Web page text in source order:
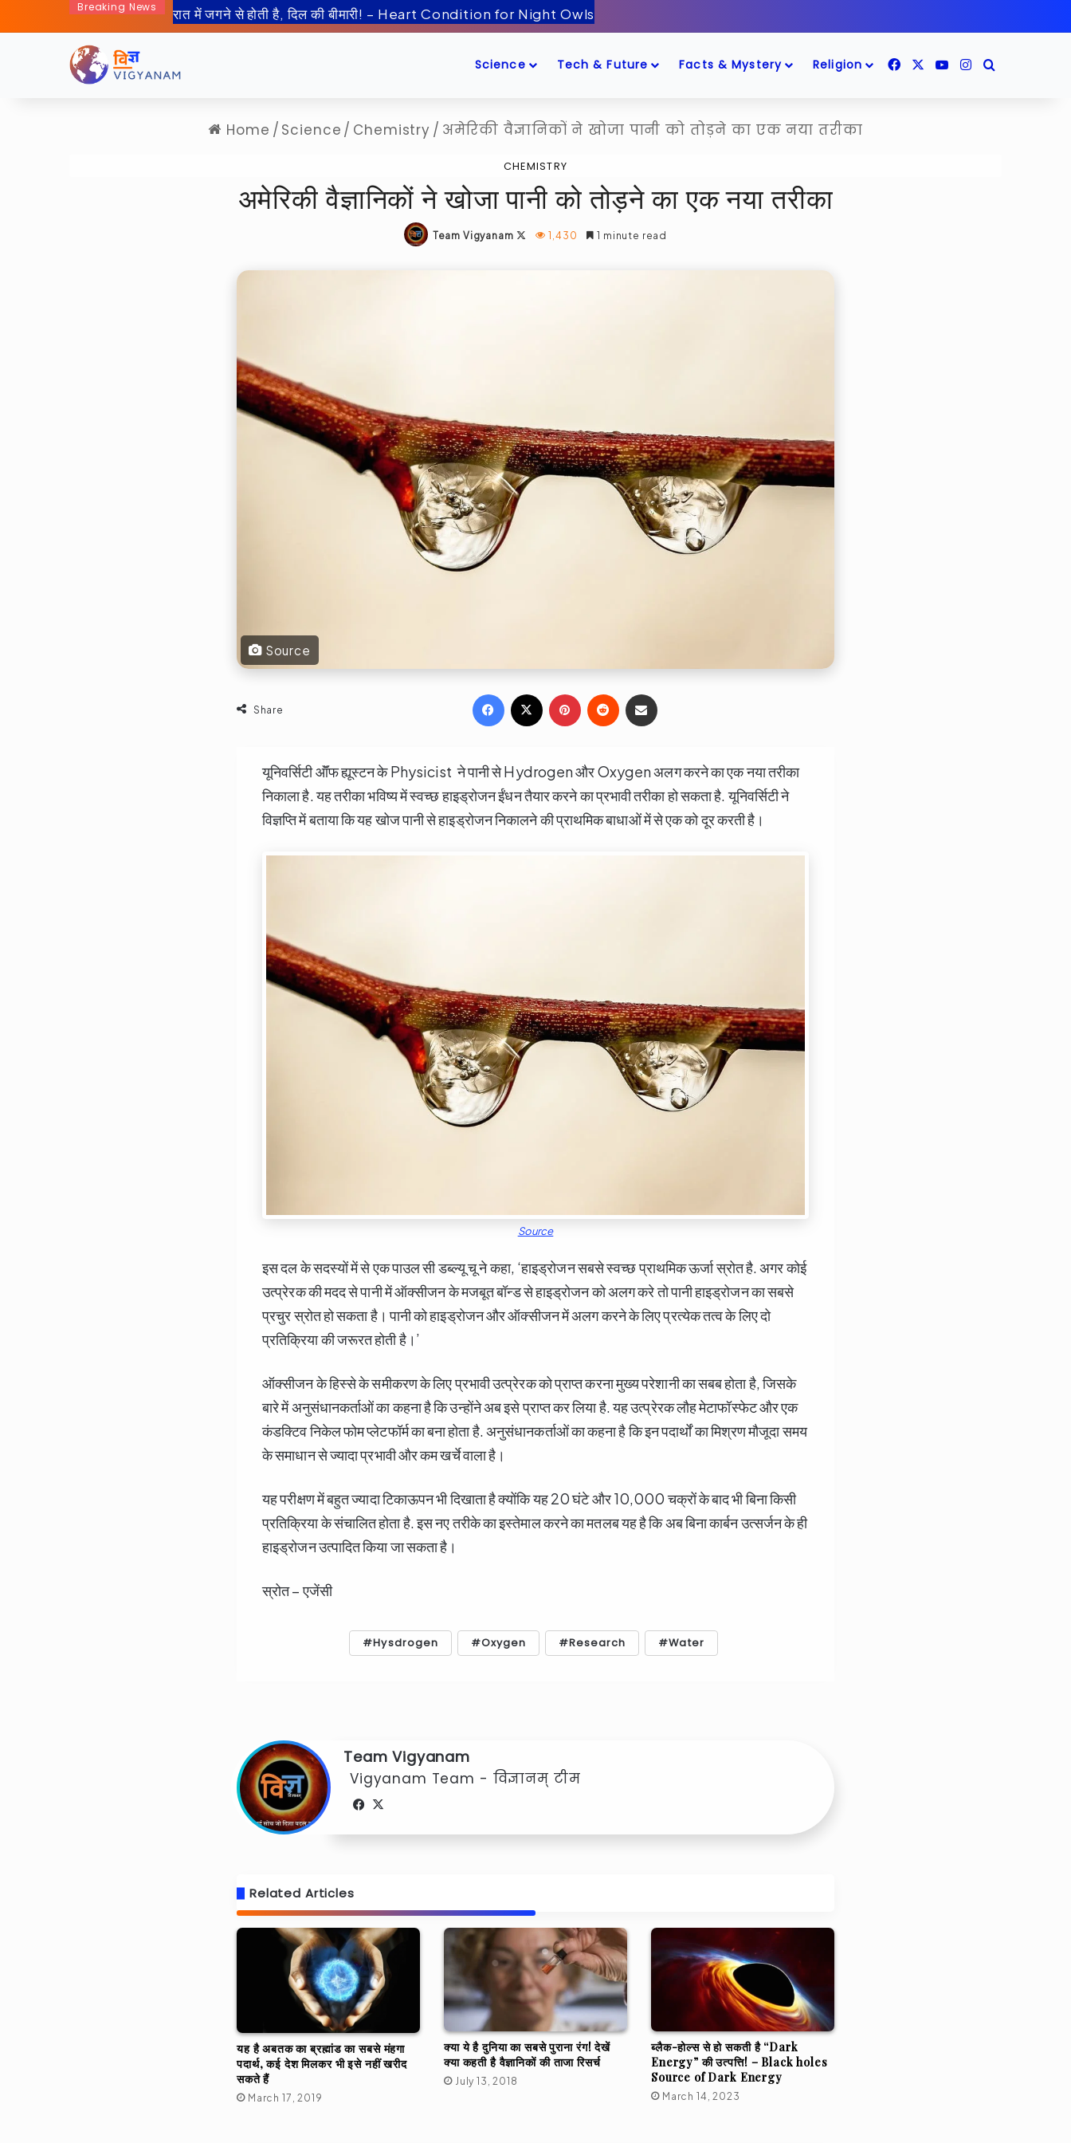
Breaking News
Science Tech & Future Facts & Mystery Religion FacebookYouTubeInstagram
Home / Science / Chemistry / अमेरिकी वैज्ञानिकों ने खोजा पानी को तोड़ने का एक नया तरीका
CHEMISTRY
अमेरिकी वैज्ञानिकों ने खोजा पानी को तोड़ने का एक नया तरीका
Team Vigyanam
Follow1,430 1 minute read
Source
Share
Facebook Pinterest
Reddit
यूनिवर्सिटी ऑॅफ ह्यूस्टन के Physicist ने पानी से Hydrogen और Oxygen अलग करने का एक नया तरीका
निकाला है. यह तरीका भविष्य में स्वच्छ हाइड्रोजन ईंधन तैयार करने का प्रभावी तरीका हो सकता है. यूनिवर्सिटी ने
विज्ञप्ति में बताया कि यह खोज पानी से हाइड्रोजन निकालने की प्राथमिक बाधाओं में से एक को दूर करती है।
Source
इस दल के सदस्यों में से एक पाउल सी डब्ल्यू चू ने कहा, ‘हाइड्रोजन सबसे स्वच्छ प्राथमिक ऊर्जा स्रोत है. अगर कोई
उत्प्रेरक की मदद से पानी में ऑक्सीजन के मजबूत बॉन्ड से हाइड्रोजन को अलग करे तो पानी हाइड्रोजन का सबसे
प्रचुर स्रोत हो सकता है। पानी को हाइड्रोजन और ऑक्सीजन में अलग करने के लिए प्रत्येक तत्व के लिए दो
प्रतिक्रिया की जरूरत होती है।’
ऑक्सीजन के हिस्से के समीकरण के लिए प्रभावी उत्प्रेरक को प्राप्त करना मुख्य परेशानी का सबब होता है, जिसके
बारे में अनुसंधानकर्ताओं का कहना है कि उन्होंने अब इसे प्राप्त कर लिया है. यह उत्प्रेरक लौह मेटाफॉस्फेट और एक
कंडक्टिव निकेल फोम प्लेटफॉर्म का बना होता है. अनुसंधानकर्ताओं का कहना है कि इन पदार्थों का मिश्रण मौजूदा समय
के समाधान से ज्यादा प्रभावी और कम खर्चे वाला है।
यह परीक्षण में बहुत ज्यादा टिकाऊपन भी दिखाता है क्योंकि यह 20 घंटे और 10,000 चक्रों के बाद भी बिना किसी
प्रतिक्रिया के संचालित होता है. इस नए तरीके का इस्तेमाल करने का मतलब यह है कि अब बिना कार्बन उत्सर्जन के ही
हाइड्रोजन उत्पादित किया जा सकता है।
स्रोत – एजेंसी
Hysdrogen Oxygen Research Water
Team Vigyanam
Vigyanam Team - विज्ञानम् टीम
Facebook
Related Articles
यह है अबतक का ब्रह्मांड का सबसे मंहगा
पदार्थ, कई देश मिलकर भी इसे नहीं खरीद
सकते हैं
March 17, 2019
क्या ये है दुनिया का सबसे पुराना रंग! देखें
क्या कहती है वैज्ञानिकों की ताजा रिसर्च
July 13, 2018
ब्लैक-होल्स से हो सकती है “Dark
Energy” की उत्पत्ति! – Black holes
Source of Dark Energy
March 14, 2023